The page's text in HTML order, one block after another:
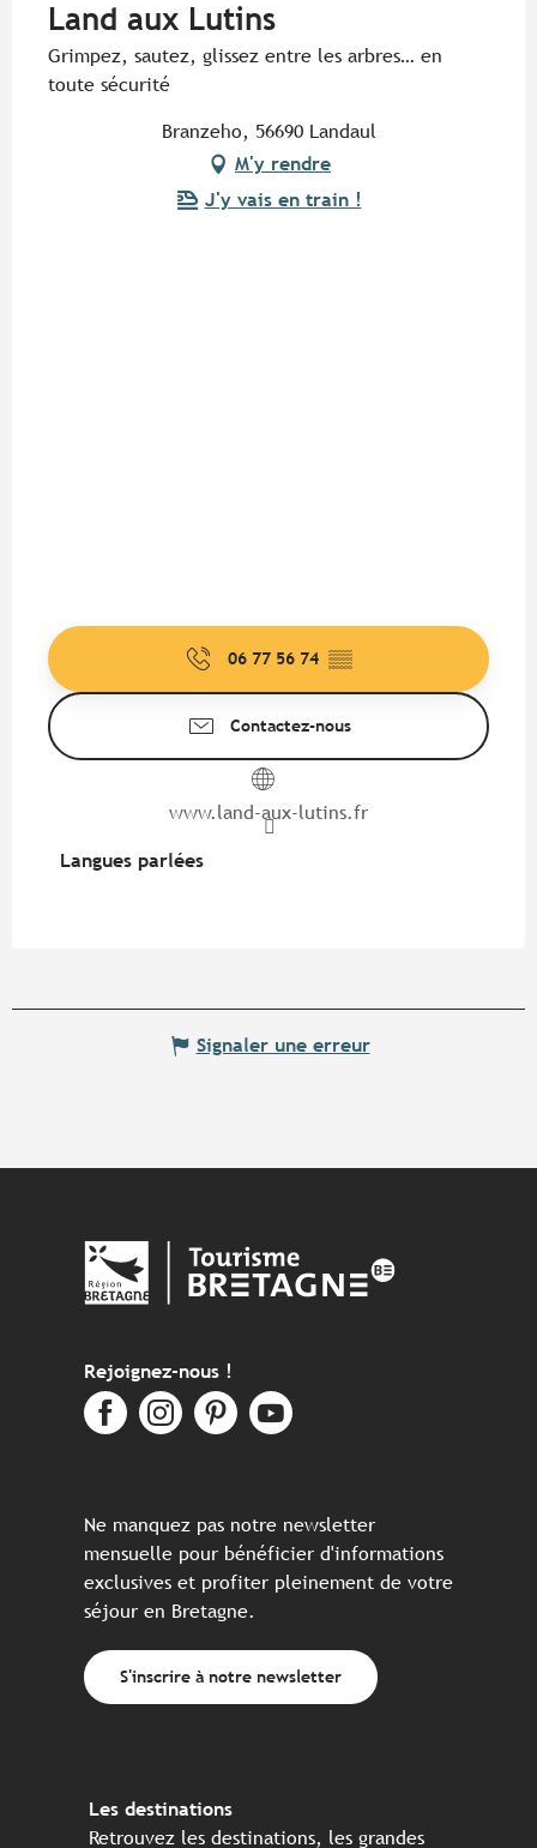
Land aux Lutins
Grimpez, sautez, glissez entre les arbres… en
toute sécurité
Branzeho, 56690 Landaul
M'y rendre
J'y vais en train !
06 77 56 74 ▒▒
Contactez-nous
www.land-aux-lutins.fr
Langues parlées
Langues parlées
Signaler une erreur
Rejoignez-nous !
Ne manquez pas notre newsletter
mensuelle pour bénéficier d'informations
exclusives et profiter pleinement de votre
séjour en Bretagne.
S'inscrire à notre newsletter
Les destinations
Retrouvez les destinations, les grandes